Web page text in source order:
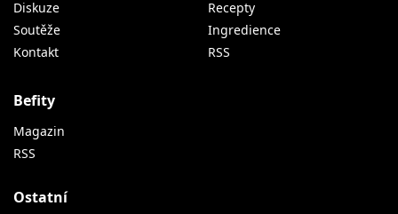
Diskuze
Soutěže
Kontakt
Recepty
Ingredience
RSS
Befity
Magazin
RSS
Ostatní